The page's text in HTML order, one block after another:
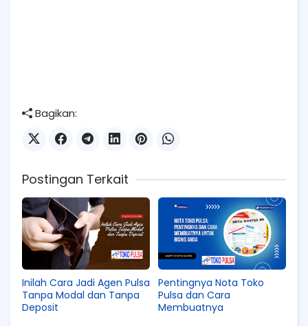
Bagikan:
Postingan Terkait
Inilah Cara Jadi Agen Pulsa
Tanpa Modal dan Tanpa
Deposit
Pentingnya Nota Toko
Pulsa dan Cara
Membuatnya